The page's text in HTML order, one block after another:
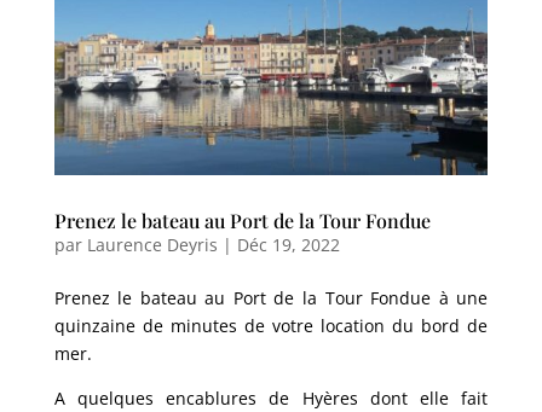
Prenez le bateau au Port de la Tour Fondue
par Laurence Deyris | Déc 19, 2022
Prenez le bateau au Port de la Tour Fondue à une
quinzaine de minutes de votre location du bord de
mer.
A quelques encablures de Hyères dont elle fait